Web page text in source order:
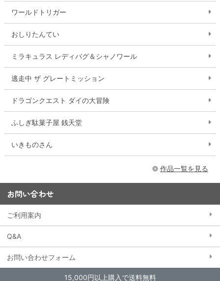
ワールドトリガー
おしりたんてい
ミラキュラス レディバグ＆シャノワール
逃走中 ザ グレートミッション
ドラゴンクエスト ダイの大冒険
ふしぎ駄菓子屋 銭天堂
いきものさん
作品一覧を見る
お問い合わせ
ご利用案内
Q&A
お問い合わせフォーム
15,000円以上購入で送料無料